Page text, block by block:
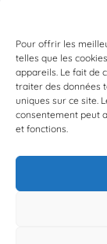
Pour offrir les
telles que les
appareils. Le fait de
traiter des données
uniques sur ce site.
consentement peut
et fonctions.
Vous